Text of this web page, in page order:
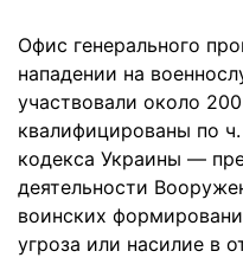
Офис генерального
нападении на
участвовали около
квалифицированы по ч.
кодекса Украины —
деятельности
воинских
угроза или насилие в